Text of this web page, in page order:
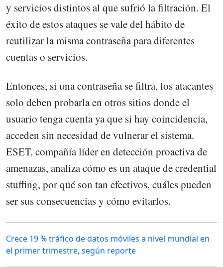
y servicios distintos al que sufrió la filtración. El
éxito de estos ataques se vale del hábito de
reutilizar la misma contraseña para diferentes
cuentas o servicios.
Entonces, si una contraseña se filtra, los atacantes
solo deben probarla en otros sitios donde el
usuario tenga cuenta ya que si hay coincidencia,
acceden sin necesidad de vulnerar el sistema.
ESET, compañía líder en detección proactiva de
amenazas, analiza cómo es un ataque de credential
stuffing, por qué son tan efectivos, cuáles pueden
ser sus consecuencias y cómo evitarlos.
Crece 19 % tráfico de datos móviles a nivel mundial en
el primer trimestre, según reporte